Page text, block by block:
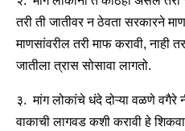
तरी ती जातीवर न ठेवता सरकारने
माणसांवरील तरी माफ करावी, नाही
जातीला त्रास सोसावा लागतो.
३. मांग लोकांचे धंदे दोऱ्या वळणे वगैरे
वाकाची लागवड कशी करावी हे